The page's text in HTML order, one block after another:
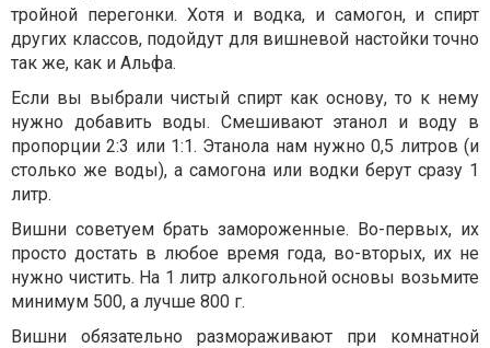
тройной перегонки. Хотя и водка, и самогон, и спирт
других классов, подойдут для вишневой настойки точно
так же, как и Альфа.
Если вы выбрали чистый спирт как основу, то к нему
нужно добавить воды. Смешивают этанол и воду в
пропорции 2:3 или 1:1. Этанола нам нужно 0,5 литров (и
столько же воды), а самогона или водки берут сразу 1
литр.
Вишни советуем брать замороженные. Во-первых, их
просто достать в любое время года, во-вторых, их не
нужно чистить. На 1 литр алкогольной основы возьмите
минимум 500, а лучше 800 г.
Вишни обязательно размораживают при комнатной